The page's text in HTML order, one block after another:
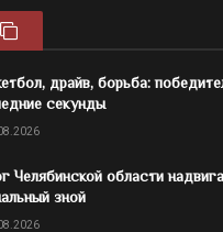
драйв, борьба:
секунды
Челябинской области
зной